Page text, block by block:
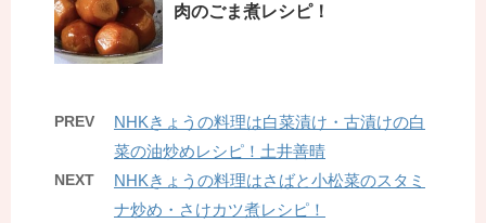
肉のごま煮レシピ！
PREV
NHKきょうの料理は白菜漬け・古漬けの白
菜の油炒めレシピ！土井善晴
NEXT
NHKきょうの料理はさばと小松菜のスタミ
ナ炒め・さけカツ煮レシピ！